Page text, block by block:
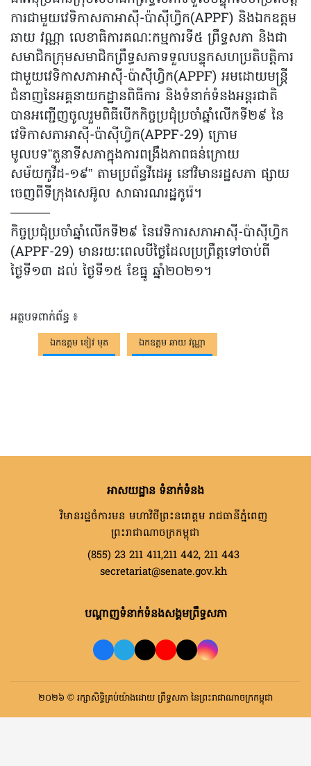
ការជាមួយវេទិកាសភាអាស៊ី-ប៉ាស៊ីហ្វិក(APPF) និងឯកឧត្តម
ឆាយ វណ្ណា លេខាធិការគណៈកម្មការទី៥ ព្រឹទ្ធសភា និងជា
សមាជិកក្រុមសមាជិកព្រឹទ្ធសភាទទួលបន្ទុកសហប្រតិបត្តិការ
ជាមួយវេទិកាសភាអាស៊ី-ប៉ាស៊ីហ្វិក(APPF) អមដោយមន្ត្រី
ជំនាញនៃអគ្គនាយកដ្ឋានពិធីការ និងទំនាក់ទំនងអន្តរជាតិ
បានអញ្ជើញចូលរួមពិធីបើកកិច្ចប្រជុំប្រចាំឆ្នាំលើកទី២៩ នៃ
វេទិកាសភាអាស៊ី-ប៉ាស៊ីហ្វិក(APPF-29) ក្រោម
មូលបទ”តួនាទីសភាក្នុងការពង្រឹងភាពធន់ក្រោយ
សម័យកូវីដ-១៩” តាមប្រព័ន្ធវីដេអូ នៅវិមានរដ្ឋសភា ផ្សាយ
ចេញពីទីក្រុងសេអ៊ូល សាធារណរដ្ឋកូរ៉េ។
———
កិច្ចប្រជុំប្រចាំឆ្នាំលើកទី២៩ នៃវេទិការសភាអាស៊ី-ប៉ាស៊ីហ្វិក
(APPF-29) មានរយៈពេលបីថ្ងៃដែលប្រព្រឹត្តទៅចាប់ពី
ថ្ងៃទី១៣ ដល់ ថ្ងៃទី១៥ ខែធ្នូ ឆ្នាំ២០២១។
អត្ថបទពាក់ព័ន្ធ ៖
ឯកឧត្ដម ខៀវ មុត ឯកឧត្តម ឆាយ វណ្ណា
អាសយដ្ឋាន ទំនាក់ទំនង
វិមានរដ្ឋចំការមន មហាវិថីព្រះនរោត្តម រាជធានីភ្នំពេញ
ព្រះរាជាណាចក្រកម្ពុជា
(855) 23 211 411,211 442, 211 443
secretariat@senate.gov.kh
បណ្តាញទំនាក់ទំនងសង្គមព្រឹទ្ធសភា
២០២៦ © រក្សាសិទ្ធិគ្រប់យ៉ាងដោយ ព្រឹទ្ធសភា នៃព្រះរាជាណាចក្រកម្ពុជា